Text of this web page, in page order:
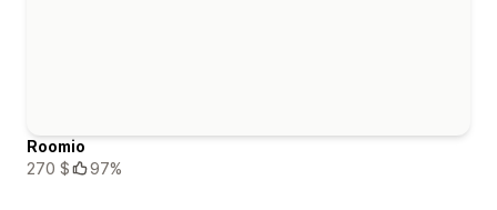
Roomio
270 $
97%